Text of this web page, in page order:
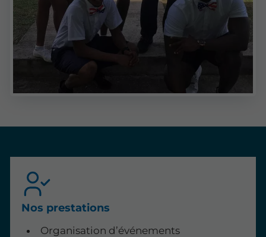
Nos prestations
Organisation d’événements